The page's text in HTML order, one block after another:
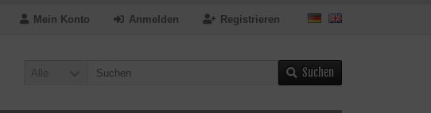
Registrieren
Anmelden
Mein Konto
Alle Suchen